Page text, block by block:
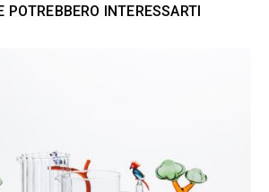
POTREBBERO INTERESSARTI